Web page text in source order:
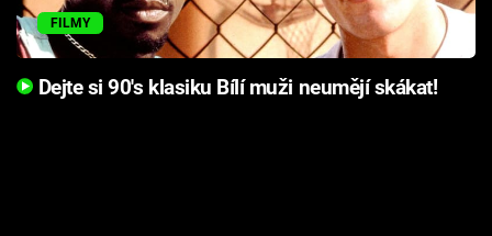
Sledujte nás
FILMY
Dejte si 90's klasiku Bílí muži neumějí skákat!